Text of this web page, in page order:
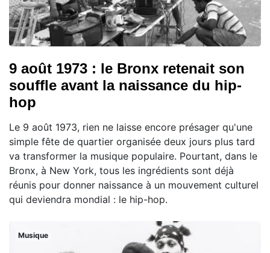
9 août 1973 : le Bronx retenait son
souffle avant la naissance du hip-
hop
Le 9 août 1973, rien ne laisse encore présager qu'une
simple fête de quartier organisée deux jours plus tard
va transformer la musique populaire. Pourtant, dans le
Bronx, à New York, tous les ingrédients sont déjà
réunis pour donner naissance à un mouvement culturel
qui deviendra mondial : le hip-hop.
Musique